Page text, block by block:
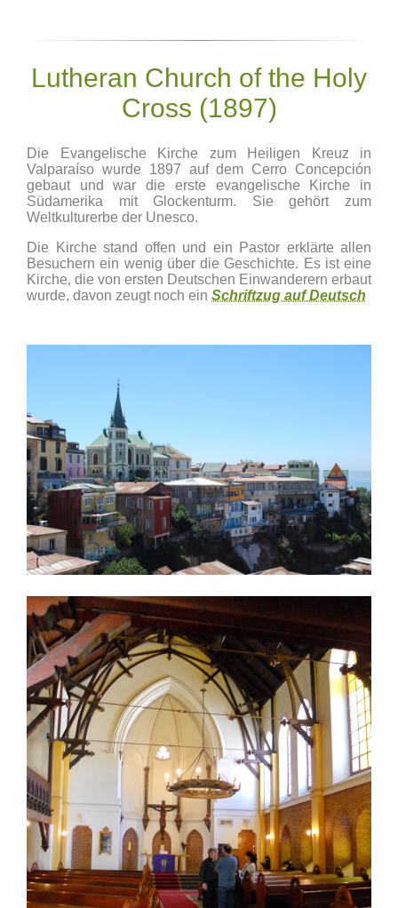
Lutheran Church of the Holy
Cross (1897)
Die Evangelische Kirche zum Heiligen Kreuz in
Valparaíso wurde 1897 auf dem Cerro Concepción
gebaut und war die erste evangelische Kirche in
Südamerika mit Glockenturm. Sie gehört zum
Weltkulturerbe der Unesco.
Die Kirche stand offen und ein Pastor erklärte allen
Besuchern ein wenig über die Geschichte. Es ist eine
Kirche, die von ersten Deutschen Einwanderern erbaut
wurde, davon zeugt noch ein Schriftzug auf Deutsch